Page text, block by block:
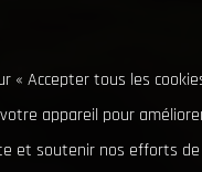
« Accepter tous les
appareil pour
et soutenir nos efforts